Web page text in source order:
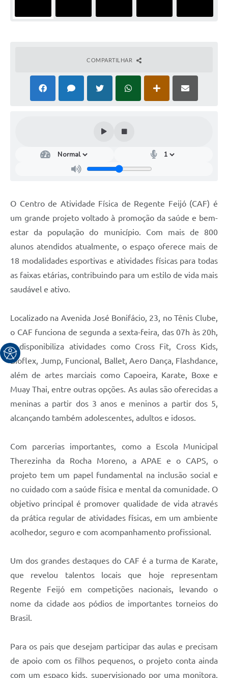
COMPARTILHAR
O Centro de Atividade Física de Regente Feijó (CAF) é
um grande projeto voltado à promoção da saúde e bem-
estar da população do município. Com mais de 800
alunos atendidos atualmente, o espaço oferece mais de
18 modalidades esportivas e atividades físicas para todas
as faixas etárias, contribuindo para um estilo de vida mais
saudável e ativo.
Localizado na Avenida José Bonifácio, 23, no Tênis Clube,
o CAF funciona de segunda a sexta-feira, das 07h às 20h,
e disponibiliza atividades como Cross Fit, Cross Kids,
Bioflex, Jump, Funcional, Ballet, Aero Dança, Flashdance,
além de artes marciais como Capoeira, Karate, Boxe e
Muay Thai, entre outras opções. As aulas são oferecidas a
meninas a partir dos 3 anos e meninos a partir dos 5,
alcançando também adolescentes, adultos e idosos.
Com parcerias importantes, como a Escola Municipal
Therezinha da Rocha Moreno, a APAE e o CAPS, o
projeto tem um papel fundamental na inclusão social e
no cuidado com a saúde física e mental da comunidade. O
objetivo principal é promover qualidade de vida através
da prática regular de atividades físicas, em um ambiente
acolhedor, seguro e com acompanhamento profissional.
Um dos grandes destaques do CAF é a turma de Karate,
que revelou talentos locais que hoje representam
Regente Feijó em competições nacionais, levando o
nome da cidade aos pódios de importantes torneios do
Brasil.
Para os pais que desejam participar das aulas e precisam
de apoio com os filhos pequenos, o projeto conta ainda
com um espaço kids, supervisionado por uma monitora,